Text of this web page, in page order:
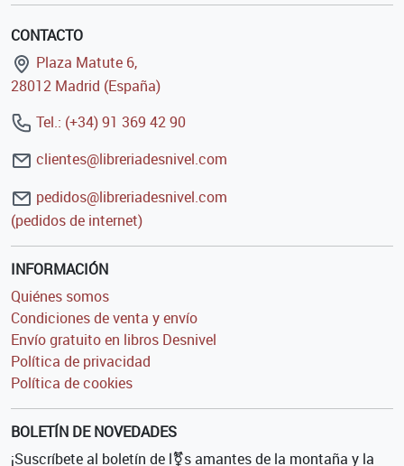
CONTACTO
Plaza Matute 6,
28012 Madrid (España)
Tel.: (+34) 91 369 42 90
clientes@libreriadesnivel.com
pedidos@libreriadesnivel.com
(pedidos de internet)
INFORMACIÓN
Quiénes somos
Condiciones de venta y envío
Envío gratuito en libros Desnivel
Política de privacidad
Política de cookies
BOLETÍN DE NOVEDADES
¡Suscríbete al boletín de l⚧s amantes de la montaña y la